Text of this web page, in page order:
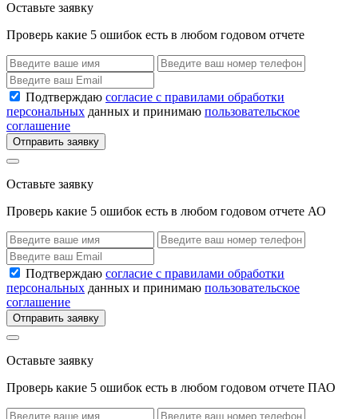
Оставьте заявку
Проверь какие 5 ошибок есть в любом годовом отчете
Подтверждаю согласие с правилами обработки
персональных данных и принимаю пользовательское
соглашение
Отправить заявку
Оставьте заявку
Проверь какие 5 ошибок есть в любом годовом отчете АО
Подтверждаю согласие с правилами обработки
персональных данных и принимаю пользовательское
соглашение
Отправить заявку
Оставьте заявку
Проверь какие 5 ошибок есть в любом годовом отчете ПАО